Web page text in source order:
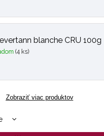
blanche CRU 100g
(4 ks)
Zobraziť viac produktov